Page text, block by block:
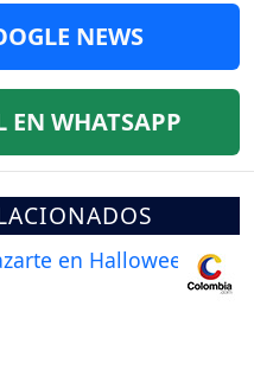
NEWS
EN WHATSAPP